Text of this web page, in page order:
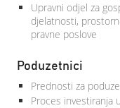
Upravni odjel za
djelatnosti,
pravne poslove
Poduzetnici
Prednosti za
Proces investiranja